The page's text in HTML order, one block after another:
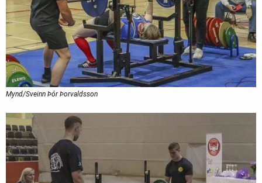
Mynd/Sveinn Þór Þorvaldsson